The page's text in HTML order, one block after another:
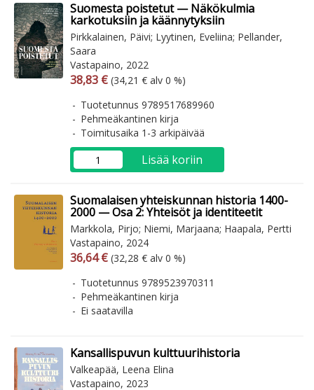
Suomesta poistetut — Näkökulmia
karkotuksiin ja käännytyksiin
Pirkkalainen, Päivi; Lyytinen, Eveliina; Pellander,
Saara
Vastapaino, 2022
Arvonlisäverollinen hinta
38,83 € Arvonlisäveroton hinta
(34,21 € alv 0 %)
Tuotetunnus 9789517689960
Pehmeäkantinen kirja
Toimitusaika 1-3 arkipäivää
Lisää koriin
Suomalaisen yhteiskunnan historia 1400-
2000 — Osa 2: Yhteisöt ja identiteetit
Markkola, Pirjo; Niemi, Marjaana; Haapala, Pertti
Vastapaino, 2024
Arvonlisäverollinen hinta
36,64 € Arvonlisäveroton hinta
(32,28 € alv 0 %)
Tuotetunnus 9789523970311
Pehmeäkantinen kirja
Ei saatavilla
Kansallispuvun kulttuurihistoria
Valkeapää, Leena Elina
Vastapaino, 2023